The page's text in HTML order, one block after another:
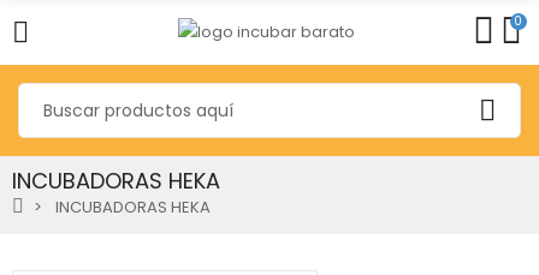
0
INCUBADORAS HEKA
INCUBADORAS HEKA